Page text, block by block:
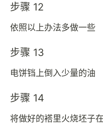
步骤 12
依照以上办法多做一些
步骤 13
电饼铛上倒入少量的油
步骤 14
将做好的褡里火烧坯子